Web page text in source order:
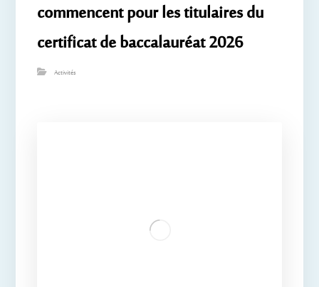
commencent pour les titulaires du
certificat de baccalauréat 2026
Activités